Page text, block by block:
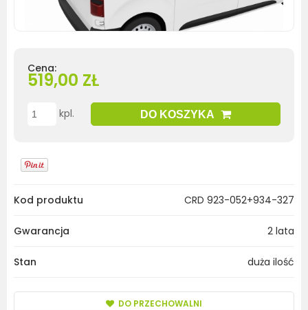
Kod produktu CRD 923-052+934-327
Gwarancja 2 lata
Stan duża ilość
DO PRZECHOWALNI
Cena:
519,00 ZŁ
kpl. DO KOSZYKA